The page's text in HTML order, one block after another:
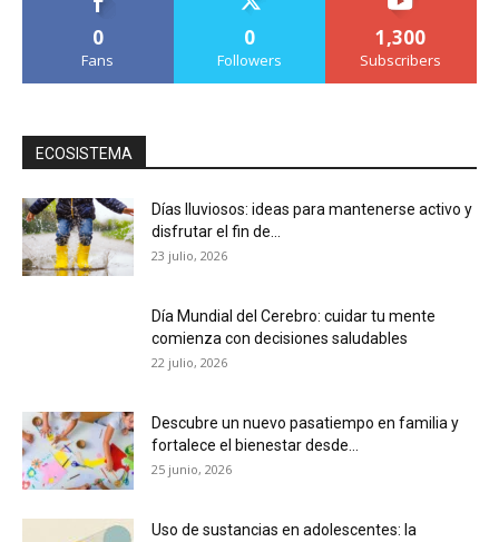
0
Fans
0
Followers
1,300
Subscribers
ECOSISTEMA
Días lluviosos: ideas para mantenerse activo y
disfrutar el fin de...
23 julio, 2026
Día Mundial del Cerebro: cuidar tu mente
comienza con decisiones saludables
22 julio, 2026
Descubre un nuevo pasatiempo en familia y
fortalece el bienestar desde...
25 junio, 2026
Uso de sustancias en adolescentes: la